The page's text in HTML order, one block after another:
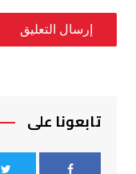
تابعونا على